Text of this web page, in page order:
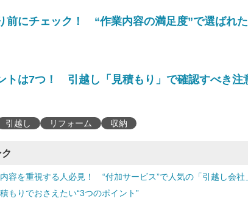
前にチェック！ “作業内容の満足度”で選ばれ
トは7つ！ 引越し「見積もり」で確認すべき注
引越し リフォーム 収納
容を重視する人必見！ “付加サービス”で人気の「引越し会社
もりでおさえたい“3つのポイント”